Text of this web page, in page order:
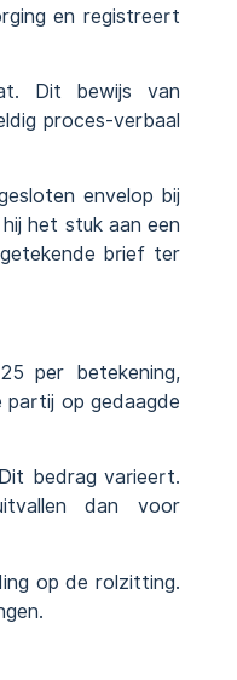
en registreert
Dit bewijs van
proces-verbaal
envelop bij
het stuk aan een
brief ter
per betekening,
partij op gedaagde
bedrag varieert.
dan voor
op de rolzitting.